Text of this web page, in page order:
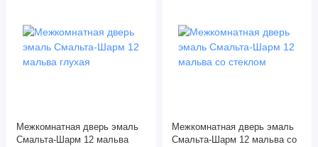
Межкомнатная дверь эмаль
Смальта-Шарм 12 мальва
Межкомнатная дверь эмаль
Смальта-Шарм 12 мальва со